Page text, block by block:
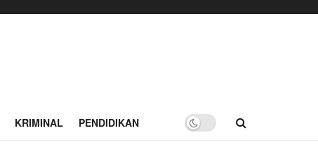
KRIMINAL PENDIDIKAN